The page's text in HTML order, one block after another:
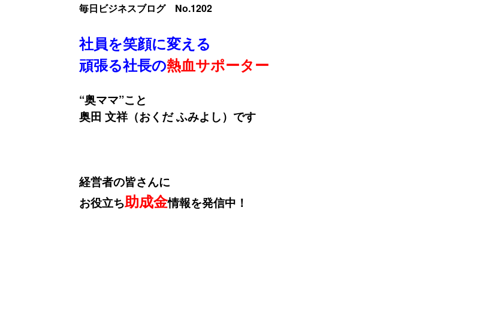
毎日ビジネスブログ No.1202
社員を笑顔に変える
頑張る社長の熱血サポーター
“奥ママ”こと
奥田 文祥（おくだ ふみよし）です
経営者の皆さんに
お役立ち助成金情報を発信中！